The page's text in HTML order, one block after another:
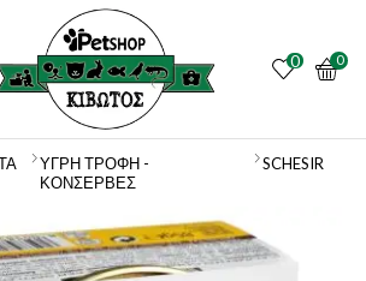
0 0
ΥΓΡΗ ΤΡΟΦΗ -
ΚΟΝΣΕΡΒΕΣ
SCHESIR